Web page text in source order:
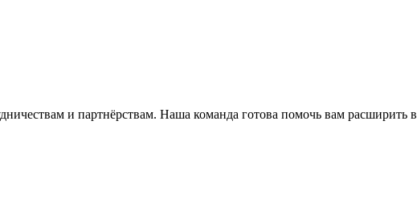
и партнёрствам. Наша команда готова помочь вам расширить